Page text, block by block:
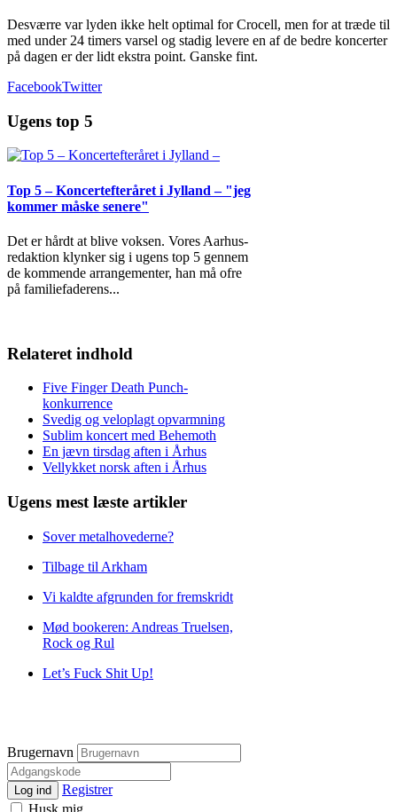
Desværre var lyden ikke helt optimal for Crocell, men for at træde til
med under 24 timers varsel og stadig levere en af de bedre koncerter
på dagen er der lidt ekstra point. Ganske fint.
FacebookTwitter
Ugens top 5
Top 5 – Koncertefteråret i Jylland – "jeg
kommer måske senere"
Det er hårdt at blive voksen. Vores Aarhus-
redaktion klynker sig i ugens top 5 gennem
de kommende arrangementer, han må ofre
på familiefaderens...
Relateret indhold
Five Finger Death Punch-
konkurrence
Svedig og veloplagt opvarmning
Sublim koncert med Behemoth
En jævn tirsdag aften i Århus
Vellykket norsk aften i Århus
Ugens mest læste artikler
Sover metalhovederne?
Tilbage til Arkham
Vi kaldte afgrunden for fremskridt
Mød bookeren: Andreas Truelsen,
Rock og Rul
Let’s Fuck Shit Up!
Brugernavn
Log ind
Registrer
Husk mig